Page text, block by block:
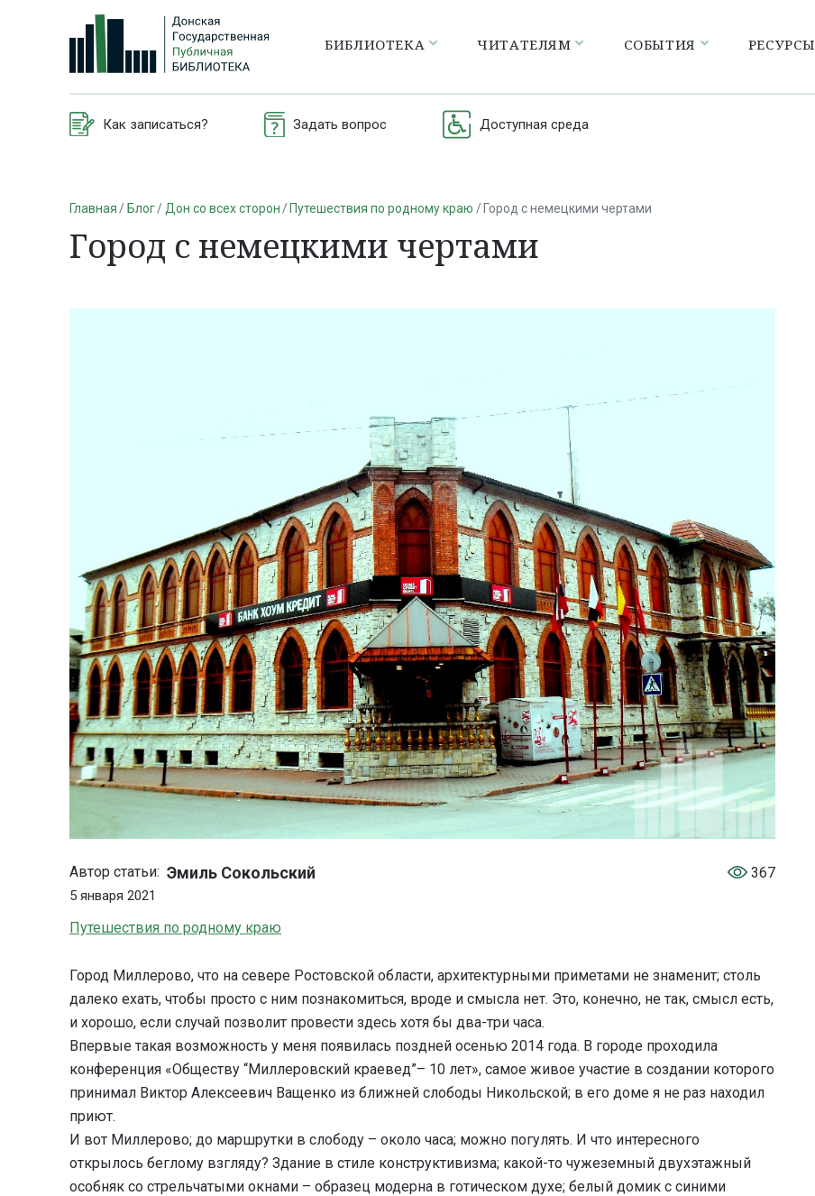
БИБЛИОТЕКА ЧИТАТЕЛЯМ СОБЫТИЯ РЕСУРСЫ
Как записаться? Задать вопрос Доступная среда
Главная Блог Дон со всех сторон Путешествия по родному краю Город с немецкими чертами
Город с немецкими чертами
Автор статьи: Эмиль Сокольский 367
5 января 2021
Путешествия по родному краю
Город Миллерово, что на севере Ростовской области, архитектурными приметами не знаменит; столь
далеко ехать, чтобы просто с ним познакомиться, вроде и смысла нет. Это, конечно, не так, смысл есть,
и хорошо, если случай позволит провести здесь хотя бы два-три часа.
Впервые такая возможность у меня появилась поздней осенью 2014 года. В городе проходила
конференция «Обществу “Миллеровский краевед”– 10 лет», самое живое участие в создании которого
принимал Виктор Алексеевич Ващенко из ближней слободы Никольской; в его доме я не раз находил
приют.
И вот Миллерово; до маршрутки в слободу – около часа; можно погулять. И что интересного
открылось беглому взгляду? Здание в стиле конструктивизма; какой-то чужеземный двухэтажный
особняк со стрельчатыми окнами – образец модерна в готическом духе; белый домик с синими